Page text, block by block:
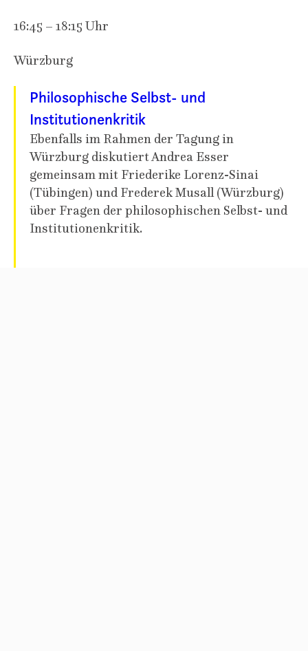
16:45 – 18:15 Uhr
Würzburg
Philosophische Selbst- und
Institutionenkritik
Ebenfalls im Rahmen der Tagung in
Würzburg diskutiert Andrea Esser
gemeinsam mit Friederike Lorenz-Sinai
(Tübingen) und Frederek Musall (Würzburg)
über Fragen der philosophischen Selbst- und
Institutionenkritik.